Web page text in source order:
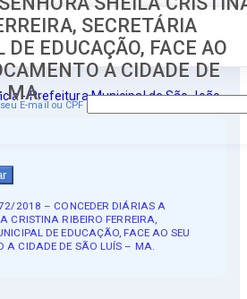
SECRETÁRIA
DE EDUCAÇÃO, FACE AO
A CIDADE DE
MA.
2018 – CONCEDER DIÁRIAS A
CRISTINA RIBEIRO FERREIRA,
DE EDUCAÇÃO, FACE AO SEU
A CIDADE DE SÃO LUÍS – MA.
senha?
E-mail ou CPF